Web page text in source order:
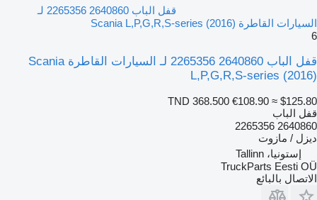
قفل الباب 2640860 2265356 لـ
السيارات القاطرة Scania L,P,G,R,S-series (2016)
6
قفل الباب 2640860 2265356 لـ السيارات القاطرة Scania
L,P,G,R,S-series (2016)
TND 368.500 €108.90 ≈ $125.80
قفل الباب
2640860 2265356
ديزل / مازوت
إستونيا، Tallinn
TruckParts Eesti OÜ
الاتصال بالبائع